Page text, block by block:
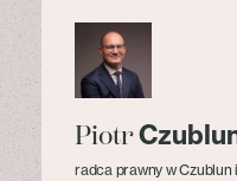
Piotr
radca prawny w